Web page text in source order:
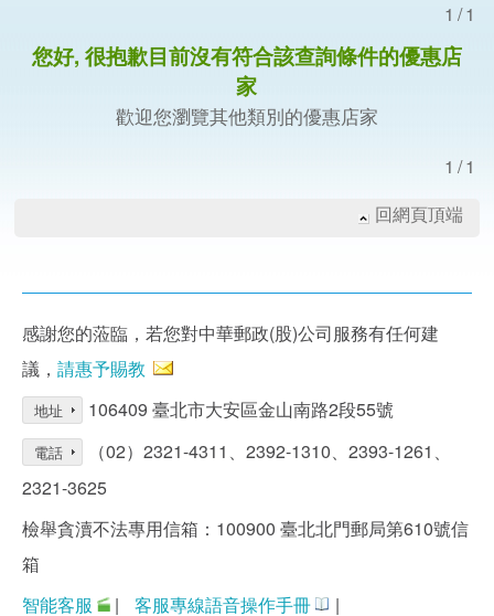
1/1
您好, 很抱歉目前沒有符合該查詢條件的優惠店
家
歡迎您瀏覽其他類別的優惠店家
1/1
回網頁頂端
感謝您的蒞臨，若您對中華郵政(股)公司服務有任何建
議， 請惠予賜教
地址 106409 臺北市大安區金山南路2段55號
電話
（02）2321-4311、2392-1310、2393-1261、
2321-3625
檢舉貪瀆不法專用信箱：100900 臺北北門郵局第610號信
箱
智能客服
| 客服專線語音操作手冊 |